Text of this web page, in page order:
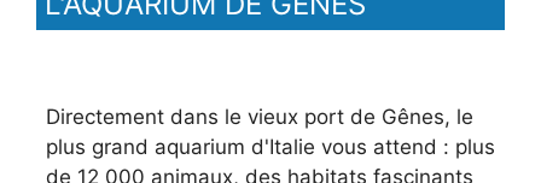
Directement dans le vieux port de Gênes, le
plus grand aquarium d'Italie vous attend : plus
de 12 000 animaux, des habitats fascinants